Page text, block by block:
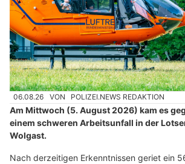
06.08.26 VON POLIZEI.NEWS REDAKTION
Am Mittwoch (5. August 2026) kam es
einem schweren Arbeitsunfall in der
Wolgast.
Nach derzeitigen Erkenntnissen geriet ein